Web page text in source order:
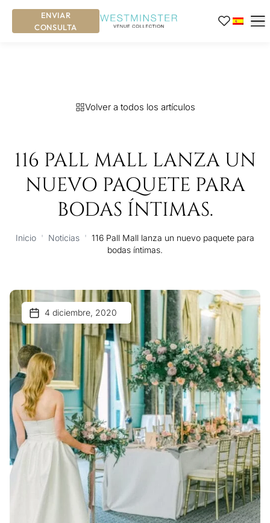
ENVIAR
CONSULTA
Volver a todos los artículos
116 PALL MALL LANZA UN
NUEVO PAQUETE PARA
BODAS ÍNTIMAS.
Inicio ' Noticias ' 116 Pall Mall lanza un nuevo paquete para
bodas íntimas.
4 diciembre, 2020